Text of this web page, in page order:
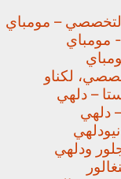
– مومباي
مومباي
لكناو
– دلهي
دلهي
ودلهي